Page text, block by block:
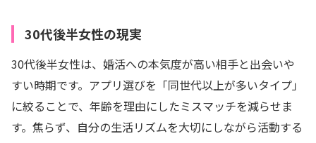
30代後半女性の現実
30代後半女性は、婚活への本気度が高い相手と出会いや
すい時期です。アプリ選びを「同世代以上が多いタイプ」
に絞ることで、年齢を理由にしたミスマッチを減らせま
す。焦らず、自分の生活リズムを大切にしながら活動する